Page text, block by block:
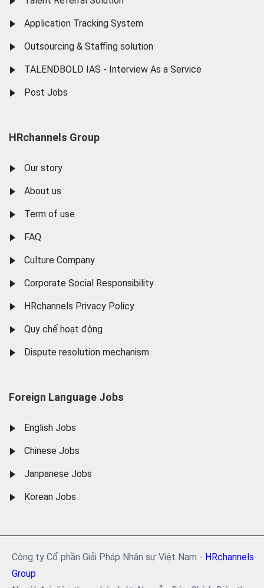
Application Tracking System
Outsourcing & Staffing solution
TALENDBOLD IAS - Interview As a Service
Post Jobs
HRchannels Group
Our story
About us
Term of use
FAQ
Culture Company
Corporate Social Responsibility
HRchannels Privacy Policy
Quy chế hoạt động
Dispute resolution mechanism
Foreign Language Jobs
English Jobs
Chinese Jobs
Janpanese Jobs
Korean Jobs
Công ty Cổ phần Giải Pháp Nhân sự Việt Nam - HRchannels
Group